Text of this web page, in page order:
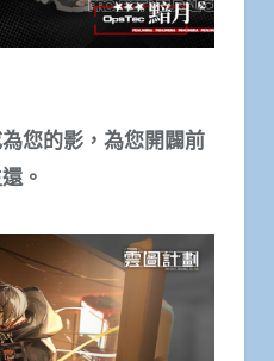
您的影，為您開闢前
。